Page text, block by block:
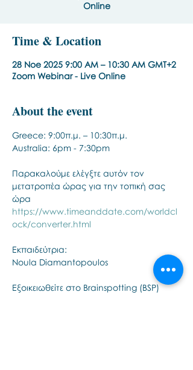
Online
Time & Location
28 Noe 2025 9:00 AM – 10:30 AM GMT+2
Zoom Webinar - Live Online
About the event
Greece: 9:00π.μ. – 10:30π.μ.
Australia: 6pm - 7:30pm
Παρακαλούμε ελέγξτε αυτόν τον
μετατροπέα ώρας για την τοπική σας
ώρα
https://www.timeanddate.com/worldcl
ock/converter.html
Εκπαιδεύτρια:
Noula Diamantopoulos
Εξοικειωθείτε στο Brainspotting (BSP)